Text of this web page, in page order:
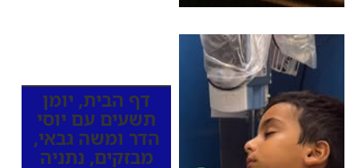
דף הבית, יומן
תשעים עם יוסי
הדר ומשה גבאי,
מבזקים, נתניה